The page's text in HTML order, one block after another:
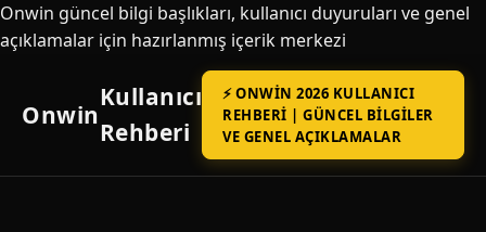
Onwin güncel bilgi başlıkları, kullanıcı duyuruları ve genel
açıklamalar için hazırlanmış içerik merkezi
Onwin
Kullanıcı
Rehberi
⚡ ONWIN 2026 KULLANICI
REHBERI | GÜNCEL BILGILER
VE GENEL AÇIKLAMALAR